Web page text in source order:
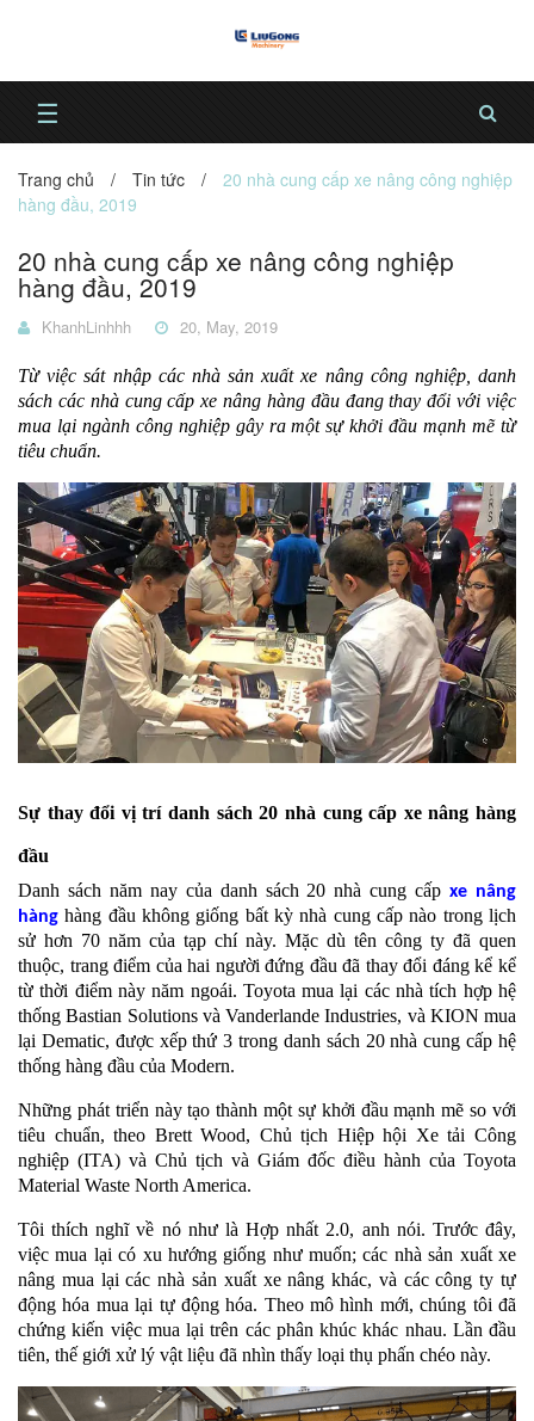
☰
Trang chủ / Tin tức /
20 nhà cung cấp xe nâng công nghiệp
hàng đầu, 2019
20 nhà cung cấp xe nâng công nghiệp
hàng đầu, 2019
KhanhLinhhh 20, May, 2019
Từ việc sát nhập các nhà sản xuất xe nâng công nghiệp, danh
sách các nhà cung cấp xe nâng hàng đầu đang thay đổi với việc
mua lại ngành công nghiệp gây ra một sự khởi đầu mạnh mẽ từ
tiêu chuẩn.
Sự thay đổi vị trí danh sách 20 nhà cung cấp xe nâng hàng
đầu
Danh sách năm nay của danh sách 20 nhà cung cấpxe nâng
hàng hàng đầu không giống bất kỳ nhà cung cấp nào trong lịch
sử hơn 70 năm của tạp chí này. Mặc dù tên công ty đã quen
thuộc, trang điểm của hai người đứng đầu đã thay đổi đáng kể kể
từ thời điểm này năm ngoái. Toyota mua lại các nhà tích hợp hệ
thống Bastian Solutions và Vanderlande Industries, và KION mua
lại Dematic, được xếp thứ 3 trong danh sách 20 nhà cung cấp hệ
thống hàng đầu của Modern.
Những phát triển này tạo thành một sự khởi đầu mạnh mẽ so với
tiêu chuẩn, theo Brett Wood, Chủ tịch Hiệp hội Xe tải Công
nghiệp (ITA) và Chủ tịch và Giám đốc điều hành của Toyota
Material Waste North America.
Tôi thích nghĩ về nó như là Hợp nhất 2.0, anh nói. Trước đây,
việc mua lại có xu hướng giống như muốn; các nhà sản xuất xe
nâng mua lại các nhà sản xuất xe nâng khác, và các công ty tự
động hóa mua lại tự động hóa. Theo mô hình mới, chúng tôi đã
chứng kiến ​​việc mua lại trên các phân khúc khác nhau. Lần đầu
tiên, thế giới xử lý vật liệu đã nhìn thấy loại thụ phấn chéo này.